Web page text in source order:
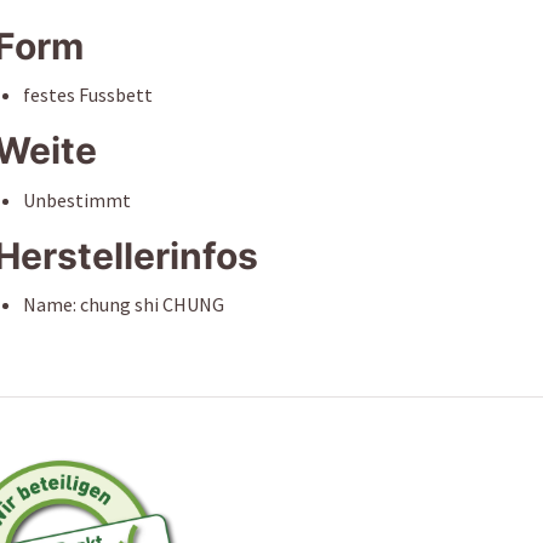
festes Fussbett
Unbestimmt
Name: chung shi CHUNG